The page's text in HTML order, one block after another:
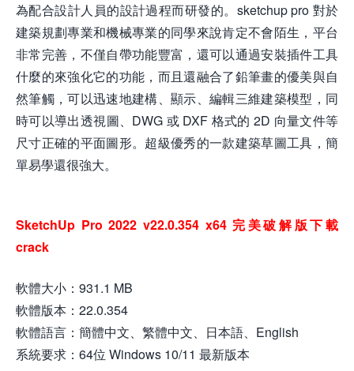
為配合設計人員的設計過程而研發的。sketchup pro 對於
建築規劃專業和機械專業的同學來說肯定不會陌生，平台
非常完善，不僅自帶功能豐富，還可以通過安裝插件工具
什麼的來強化它的功能，而且還融合了鉛筆畫的優美與自
然筆觸，可以迅速地建構、顯示、編輯三維建築模型，同
時可以導出透視圖、DWG 或 DXF 格式的 2D 向量文件等
尺寸正確的平面圖形。超級優秀的一款建築草圖工具，簡
單易學還很強大。
SketchUp Pro 2022 v22.0.354 x64 完美破解版下載
crack
軟體大小：931.1 MB
軟體版本：22.0.354
軟體語言：簡體中文、繁體中文、日本語、English
系統要求：64位 Windows 10/11 最新版本